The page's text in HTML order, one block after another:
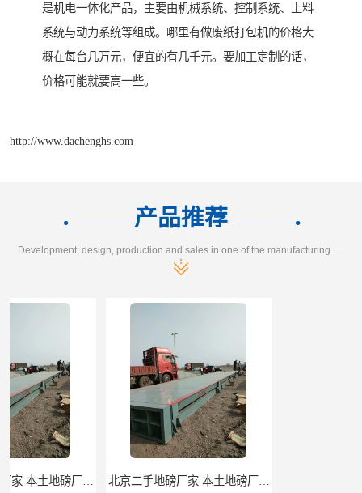
是机电一体化产品，主要由机械系统、控制系统、上料
系统与动力系统等组成。哪里有做废纸打包机的价格大
概在每台几万元，便宜的有几千元。要加工定制的话，
价格可能就要高一些。
http://www.dachenghs.com
产品推荐
Development, design, production and sales in one of the manufacturing enterprises
北京二手地磅厂家 本土地磅厂100秒报价